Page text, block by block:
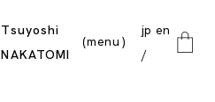
Tsuyoshi
NAKATOMI
menu
jp en